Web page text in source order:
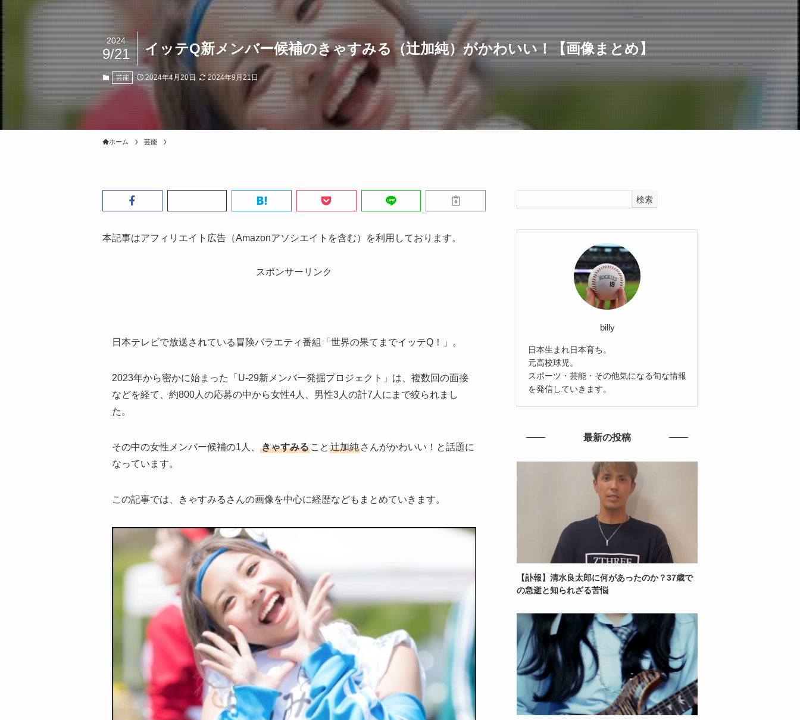
イッテQ新メンバー候補のきゃすみる（辻加純）がかわいい！【画像まとめ】
2024
9/21
芸能 2024年4月20日 2024年9月21日
ホーム 芸能
本記事はアフィリエイト広告（Amazonアソシエイトを含む）を利用しております。
スポンサーリンク
日本テレビで放送されている冒険バラエティ番組「世界の果てまでイッテQ！」。
2023年から密かに始まった「U-29新メンバー発掘プロジェクト」は、複数回の面接
などを経て、約800人の応募の中から女性4人、男性3人の計7人にまで絞られまし
た。
その中の女性メンバー候補の1人、 きゃすみる こと 辻加純 さんがかわいい！と話題に
なっています。
この記事では、きゃすみるさんの画像を中心に経歴などもまとめていきます。
検索
billy
日本生まれ日本育ち。
元高校球児。
スポーツ・芸能・その他気になる旬な情報
を発信していきます。
最新の投稿
【訃報】清水良太郎に何があったのか？37歳で
の急逝と知られざる苦悩